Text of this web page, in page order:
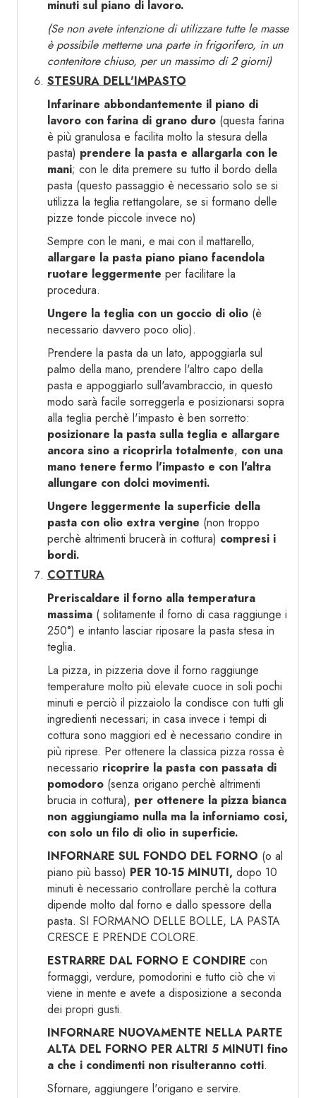
minuti sul piano di lavoro.
(Se non avete intenzione di utilizzare tutte le masse
è possibile metterne una parte in frigorifero, in un
contenitore chiuso, per un massimo di 2 giorni)
STESURA DELL'IMPASTO
Infarinare abbondantemente il piano di
lavoro con farina di grano duro (questa farina
è più granulosa e facilita molto la stesura della
pasta) prendere la pasta e allargarla con le
mani; con le dita premere su tutto il bordo della
pasta (questo passaggio è necessario solo se si
utilizza la teglia rettangolare, se si formano delle
pizze tonde piccole invece no)
Sempre con le mani, e mai con il mattarello,
allargare la pasta piano piano facendola
ruotare leggermente per facilitare la
procedura.
Ungere la teglia con un goccio di olio (è
necessario davvero poco olio).
Prendere la pasta da un lato, appoggiarla sul
palmo della mano, prendere l'altro capo della
pasta e appoggiarlo sull'avambraccio, in questo
modo sarà facile sorreggerla e posizionarsi sopra
alla teglia perchè l'impasto è ben sorretto:
posizionare la pasta sulla teglia e allargare
ancora sino a ricoprirla totalmente, con una
mano tenere fermo l'impasto e con l'altra
allungare con dolci movimenti.
Ungere leggermente la superficie della
pasta con olio extra vergine (non troppo
perchè altrimenti brucerà in cottura) compresi i
bordi.
COTTURA
Preriscaldare il forno alla temperatura
massima ( solitamente il forno di casa raggiunge i
250°) e intanto lasciar riposare la pasta stesa in
teglia.
La pizza, in pizzeria dove il forno raggiunge
temperature molto più elevate cuoce in soli pochi
minuti e perciò il pizzaiolo la condisce con tutti gli
ingredienti necessari; in casa invece i tempi di
cottura sono maggiori ed è necessario condire in
più riprese. Per ottenere la classica pizza rossa è
necessario ricoprire la pasta con passata di
pomodoro (senza origano perchè altrimenti
brucia in cottura), per ottenere la pizza bianca
non aggiungiamo nulla ma la inforniamo cosi,
con solo un filo di olio in superficie.
INFORNARE SUL FONDO DEL FORNO (o al
piano più basso) PER 10-15 MINUTI, dopo 10
minuti è necessario controllare perchè la cottura
dipende molto dal forno e dallo spessore della
pasta. SI FORMANO DELLE BOLLE, LA PASTA
CRESCE E PRENDE COLORE.
ESTRARRE DAL FORNO E CONDIRE con
formaggi, verdure, pomodorini e tutto ciò che vi
viene in mente e avete a disposizione a seconda
dei propri gusti.
INFORNARE NUOVAMENTE NELLA PARTE
ALTA DEL FORNO PER ALTRI 5 MINUTI fino
a che i condimenti non risulteranno cotti.
Sfornare, aggiungere l'origano e servire.